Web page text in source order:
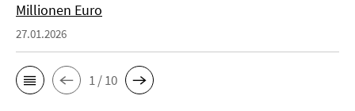
Millionen Euro
27.01.2026
1 / 10